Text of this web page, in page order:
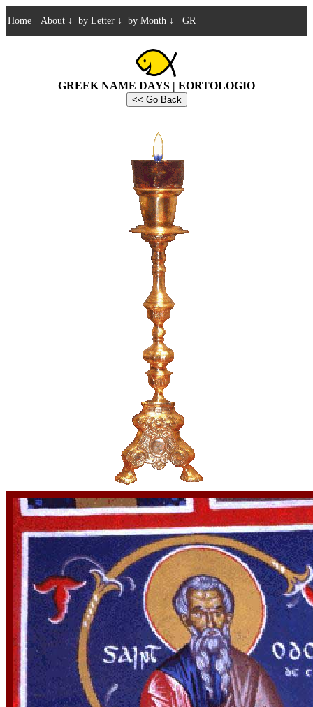
Home About ↓ by Letter ↓ by Month ↓ GR
GREEK NAME DAYS | EORTOLOGIO
<< Go Back